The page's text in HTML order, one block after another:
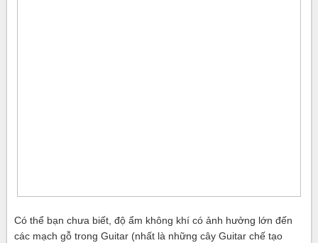
Có thể bạn chưa biết, độ ẩm không khí có ảnh hưởng lớn đến
các mạch gỗ trong Guitar (nhất là những cây Guitar chế tạo